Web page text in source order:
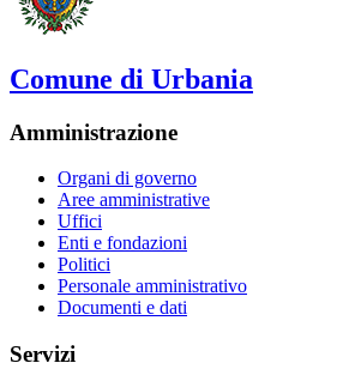
Comune di Urbania
Amministrazione
Organi di governo
Aree amministrative
Uffici
Enti e fondazioni
Politici
Personale amministrativo
Documenti e dati
Servizi